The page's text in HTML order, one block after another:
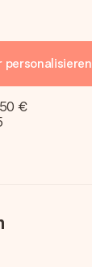
personalisieren
50 €